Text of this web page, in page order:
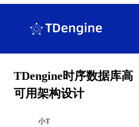
TDengine时序数据库高
可用架构设计
小T